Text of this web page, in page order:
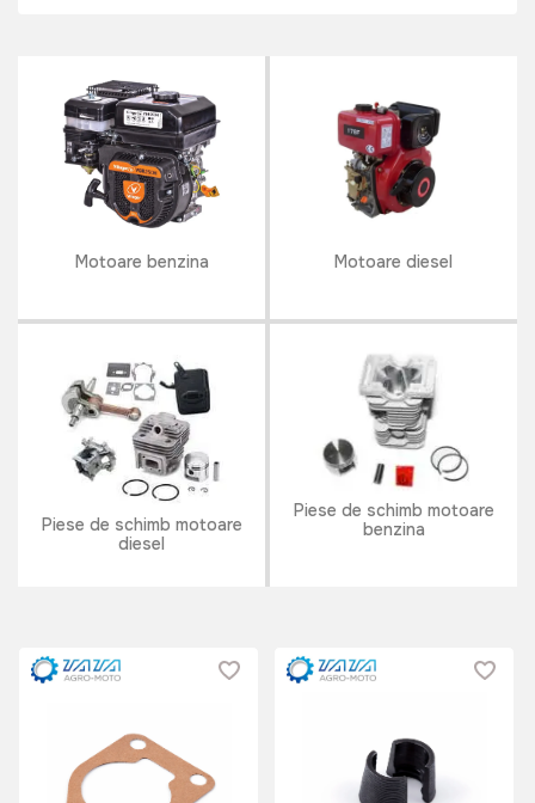
Motoare benzina Motoare diesel
Piese de schimb motoare
diesel
Piese de schimb motoare
benzina